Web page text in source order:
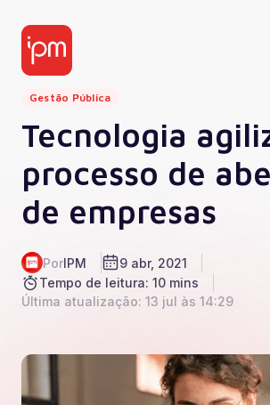
Gestão Pública
Tecnologia
processo de
de empresas
PorIPM
9 abr, 2021
Tempo de leitura: 10 mins
Última atualização: 13 jul às 14:29